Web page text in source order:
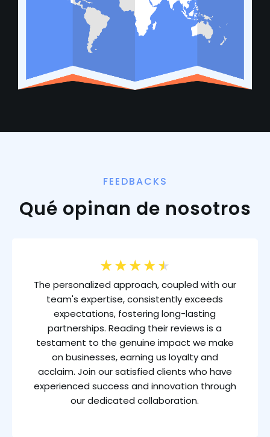
FEEDBACKS
Qué opinan de nosotros
★ ★ ★ ★ ★
The personalized approach, coupled with our
team's expertise, consistently exceeds
expectations, fostering long-lasting
partnerships. Reading their reviews is a
testament to the genuine impact we make
on businesses, earning us loyalty and
acclaim. Join our satisfied clients who have
experienced success and innovation through
our dedicated collaboration.